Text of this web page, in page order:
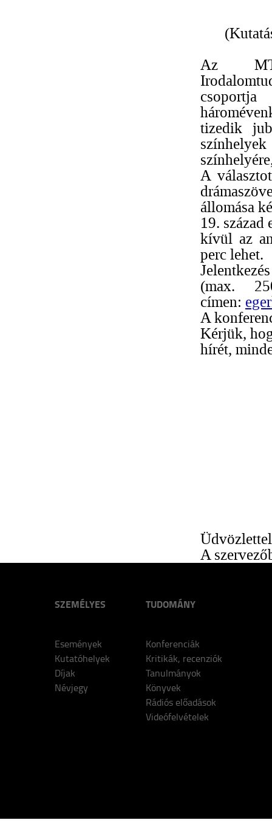
Az
tizedik
A
állomása
19.
kívül az
perc lehet.
(max.
címen:
A
Kérjük,
hírét,
A
SZEMÉLYES
Események
Kutatóhelyek
Díjak
Névjegy
TUDOMÁNY
Konferenciák
Kritikák, recenziók
Tanulmányok
Könyvek
Rádiós előadások
Videófelvételek